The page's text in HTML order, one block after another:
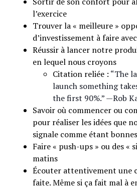
l’exercice
Trouver la « meilleure »
d’investissement à faire
Réussir à lancer notre
en lequel nous croyons
Citation reliée : “The
launch something
the first 90%.” —Rob
Savoir où commencer ou
pour réaliser les idées que
signale comme étant
Faire « push-ups » ou des «
matins
Écouter attentivement une
faite. Même si ça fait mal à